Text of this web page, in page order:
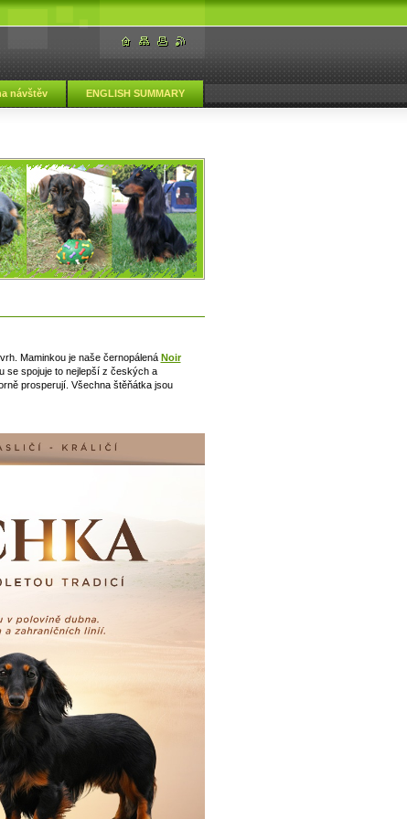
návštěv ENGLISH SUMMARY
Maminkou je naše černopálená Noir
se spojuje to nejlepší z českých a
prosperují. Všechna štěňátka jsou